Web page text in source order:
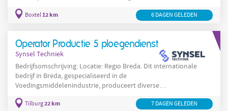
aan hygiëne, veiligheid en continue procesverbetering.
van productielijnen. In Boxtel biedt deze
Boxtel12 km 6 DAGEN GELEDEN
Operator Productie 5 ploegendienst
Synsel Techniek
Bedrijfsomschrijving: Locatie: Regio Breda. Dit internationale
bedrijf in Breda, gespecialiseerd in de
Voedingsmiddelenindustrie, produceert diverse
voedingsmiddelen
Productie5-ploegendienst
werk je in een moderne fabriek waar
Tilburg22 km 7 DAGEN GELEDEN